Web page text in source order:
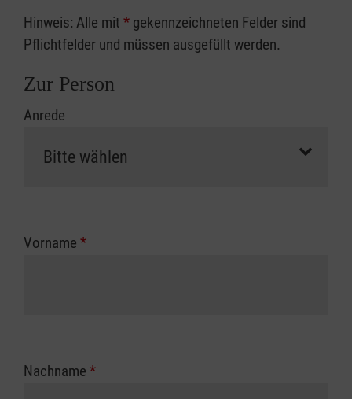
Hinweis: Alle mit * gekennzeichneten Felder sind
Pflichtfelder und müssen ausgefüllt werden.
Zur Person
Anrede
Vorname *
Nachname *